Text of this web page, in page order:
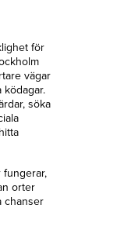
för
vägar
ködagar.
söka
fungerar,
orter
chanser